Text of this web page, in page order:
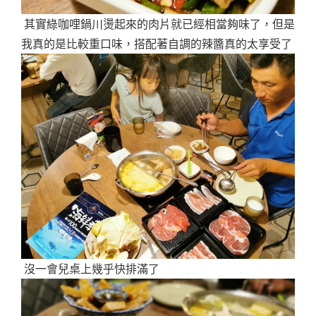
其實綠咖哩鍋川燙起來的肉片就已經相當夠味了，但是
我真的是比較重口味，搭配著自調的辣醬真的太享受了
沒一會兒桌上幾乎快排滿了